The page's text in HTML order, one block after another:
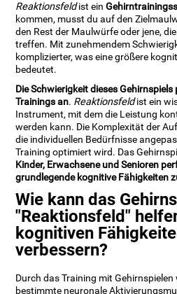
Reaktionsfeldist ein
kommen, musst du auf den
den Rest der Maulwürfe oder jene,
treffen. Mit zunehmendem
komplizierter, was eine größere
bedeutet.
Die Schwierigkeit dieses
Trainings an. Reaktionsfeldist ein
Instrument, mit dem die Leistung
werden kann. Die Komplexität der
die individuellen Bedürfnisse
Training optimiert wird. Das
Kinder, Erwachsene und Senioren
grundlegende kognitive Fähigkeiten
Wie kann das
"Reaktionsfeld"
kognitiven
verbessern?
Durch das Training mit Gehirnspielen
bestimmte neuronale